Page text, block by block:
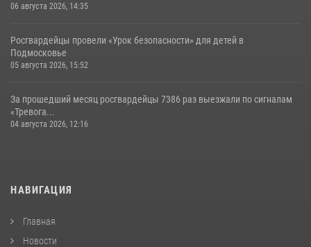
06 августа 2026, 14:35
Росгвардейцы провели «Урок безопасности» для детей в
Подмосковье
05 августа 2026, 15:52
За прошедший месяц росгвардейцы 7386 раз выезжали по сигналам
«Тревога...
04 августа 2026, 12:16
НАВИГАЦИЯ
Главная
Новости